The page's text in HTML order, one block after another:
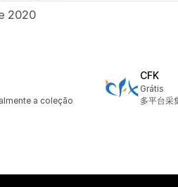
2020
a coleção
CFK
Grátis
多平台采